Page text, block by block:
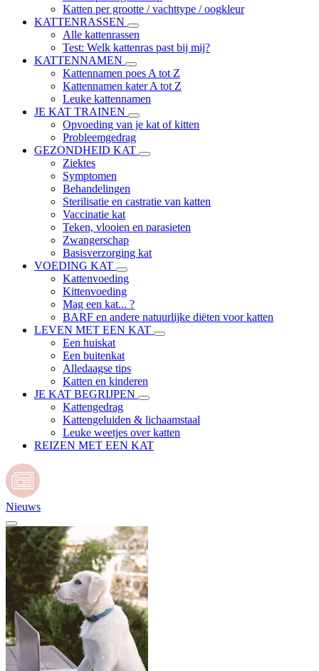
Katten per grootte / vachttype / oogkleur
KATTENRASSEN
Alle kattenrassen
Test: Welk kattenras past bij mij?
KATTENNAMEN
Kattennamen poes A tot Z
Kattennamen kater A tot Z
Leuke kattennamen
JE KAT TRAINEN
Opvoeding van je kat of kitten
Probleemgedrag
GEZONDHEID KAT
Ziektes
Symptomen
Behandelingen
Sterilisatie en castratie van katten
Vaccinatie kat
Teken, vlooien en parasieten
Zwangerschap
Basisverzorging kat
VOEDING KAT
Kattenvoeding
Kittenvoeding
Mag een kat... ?
BARF en andere natuurlijke diëten voor katten
LEVEN MET EEN KAT
Een huiskat
Een buitenkat
Alledaagse tips
Katten en kinderen
JE KAT BEGRIJPEN
Kattengedrag
Kattengeluiden & lichaamstaal
Leuke weetjes over katten
REIZEN MET EEN KAT
Nieuws